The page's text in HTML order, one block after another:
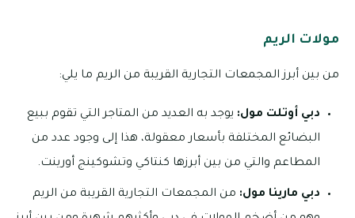
مولات الريم
من بين أبرز المجمعات التجارية القريبة من الريم ما يلي:
دبي أوتلت مول: يوجد به العديد من المتاجر التي تقوم ببيع
البضائع المختلفة بأسعار معقولة، هذا إلى وجود عدد من
المطاعم والتي من بين أبرزها كنتاكي وتشوكينج أورينت.
دبي مارينا مول: من المجمعات التجارية القريبة من الريم